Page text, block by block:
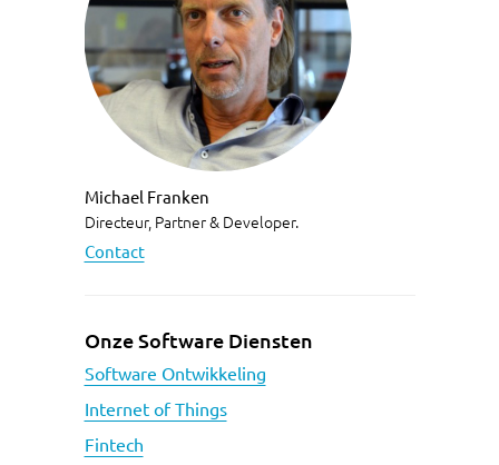
Michael Franken
Directeur, Partner & Developer.
Contact
Onze Software Diensten
Software Ontwikkeling
Internet of Things
Fintech